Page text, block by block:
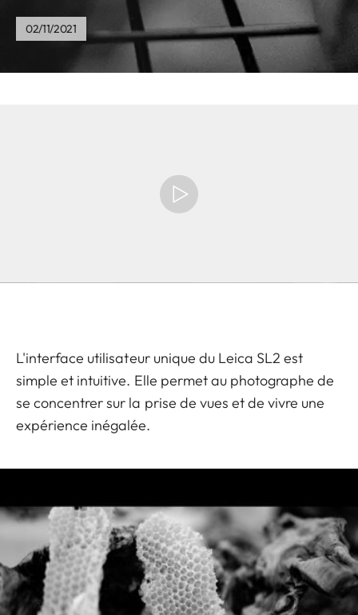
02/11/2021
L'interface utilisateur unique du Leica SL2 est
simple et intuitive. Elle permet au photographe de
se concentrer sur la prise de vues et de vivre une
expérience inégalée.